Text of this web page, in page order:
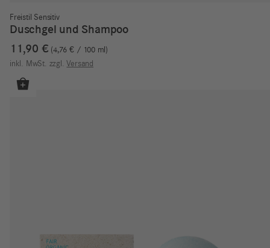
Freistil Sensitiv
Duschgel und Shampoo
11,90 € 4,76€ / 100 ml
inkl. MwSt. zzgl. Versand